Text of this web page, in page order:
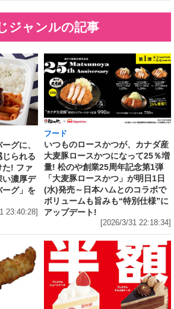
ジャンルの記事
グに、
じられる
た! ファ
い濃厚デ
ーグ」を
23:40:28]
フード
いつものロースかつが、カナダ産
大麦豚ロースかつになって25％増
量! 松のや創業25周年記念第1弾
「大麦豚ロースかつ」が明日1日
(水)発売～日本ハムとのコラボで
ボリュームも旨みも“特別仕様”に
アップデート!
[2026/3/31 22:18:34]